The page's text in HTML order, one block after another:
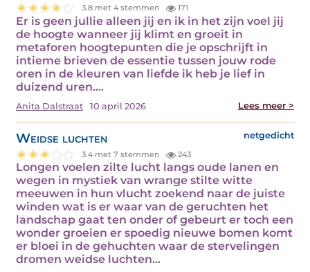
3.8 met 4 stemmen 171
Er is geen jullie alleen jij en ik in het zijn voel jij
de hoogte wanneer jij klimt en groeit in
metaforen hoogtepunten die je opschrijft in
intieme brieven de essentie tussen jouw rode
oren in de kleuren van liefde ik heb je lief in
duizend uren.…
Anita Dalstraat 10 april 2026 Lees meer >
Weidse luchten netgedicht
3.4 met 7 stemmen 243
Longen voelen zilte lucht langs oude lanen en
wegen in mystiek van wrange stilte witte
meeuwen in hun vlucht zoekend naar de juiste
winden wat is er waar van de geruchten het
landschap gaat ten onder of gebeurt er toch een
wonder groeien er spoedig nieuwe bomen komt
er bloei in de gehuchten waar de stervelingen
dromen weidse luchten…